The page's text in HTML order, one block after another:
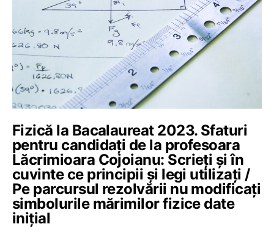
Fizică la Bacalaureat 2023. Sfaturi
pentru candidați de la profesoara
Lăcrimioara Cojoianu: Scrieți și în
cuvinte ce principii și legi utilizați /
Pe parcursul rezolvării nu modificați
simbolurile mărimilor fizice date
inițial